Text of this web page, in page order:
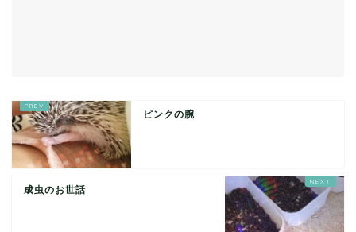
ピンクの腕
成虫のお世話